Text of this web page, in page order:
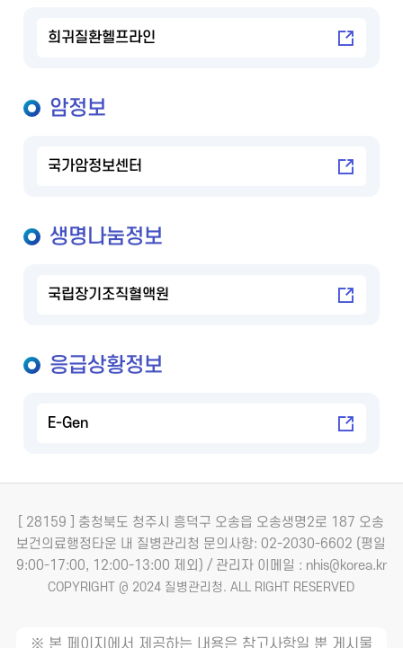
희귀질환헬프라인
암정보
국가암정보센터
생명나눔정보
국립장기조직혈액원
응급상황정보
E-Gen
[ 28159 ] 충청북도 청주시 흥덕구 오송읍 오송생명2로 187 오송
보건의료행정타운 내 질병관리청 문의사항: 02-2030-6602 (평일
9:00-17:00, 12:00-13:00 제외) / 관리자 이메일 : nhis@korea.kr
COPYRIGHT @ 2024 질병관리청. ALL RIGHT RESERVED
※ 본 페이지에서 제공하는 내용은 참고사항일 뿐 게시물